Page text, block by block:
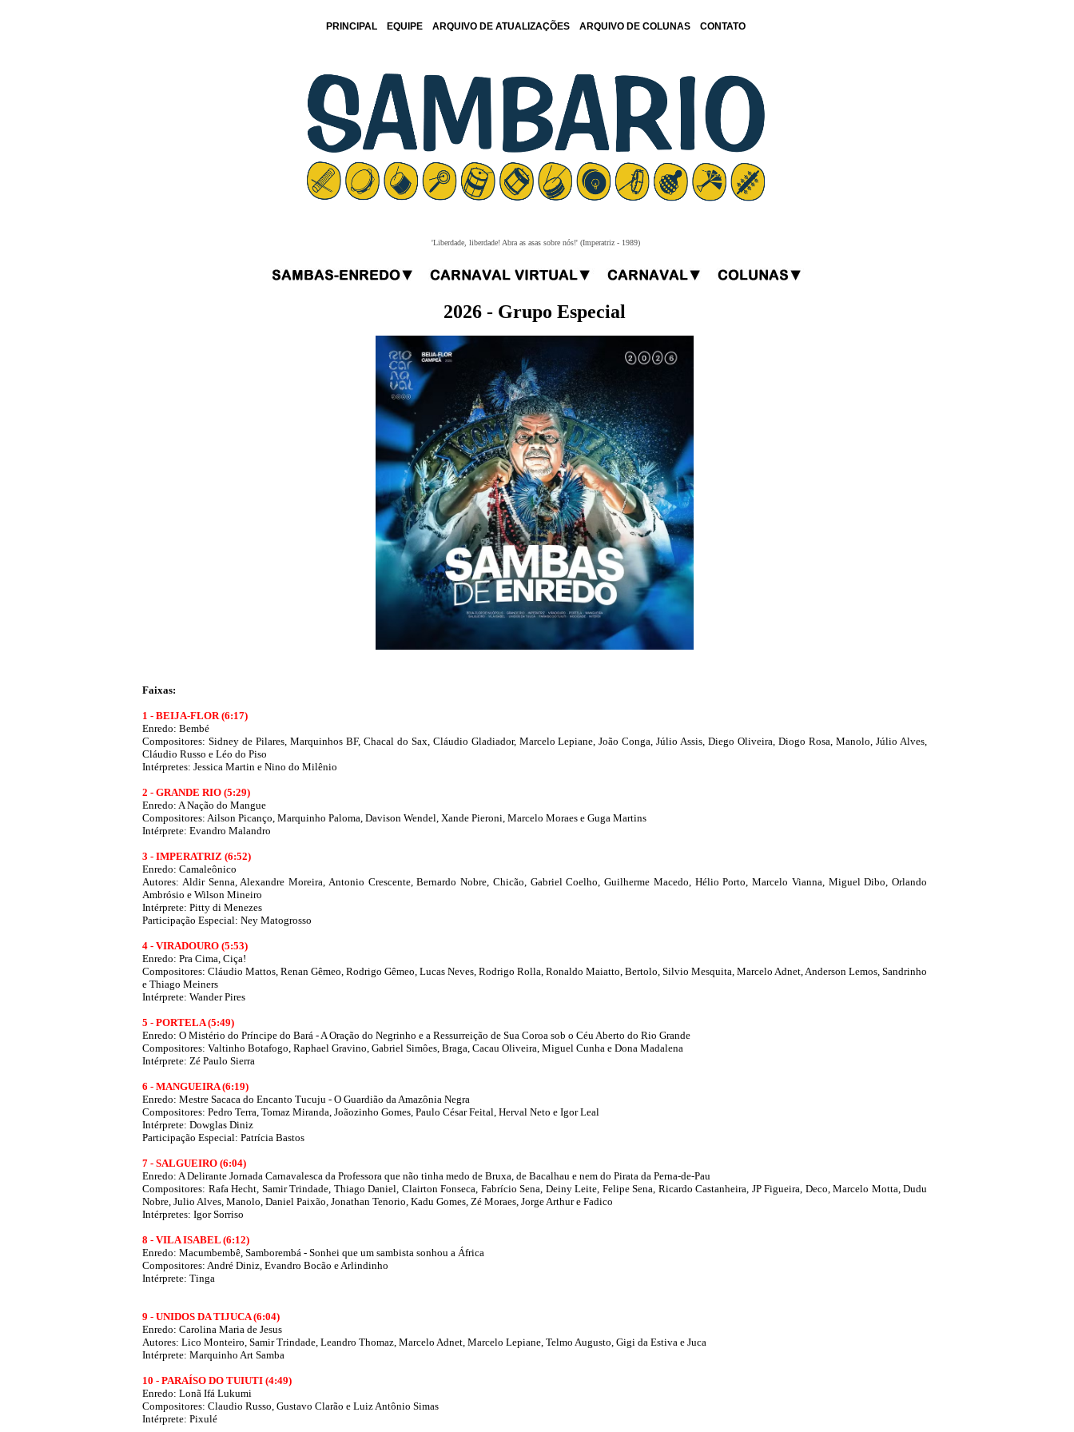
PRINCIPAL EQUIPE ARQUIVO DE ATUALIZAÇÕES ARQUIVO DE COLUNAS CONTATO
'Liberdade, liberdade! Abra as asas sobre nós!' (Imperatriz - 1989)
2026 - Grupo Especial
Faixas:
1 - BEIJA-FLOR(6:17)
Enredo: Bembé
Compositores: Sidney de Pilares, Marquinhos BF, Chacal do Sax, Cláudio Gladiador, Marcelo Lepiane, João Conga, Júlio Assis, Diego Oliveira, Diogo Rosa, Manolo, Júlio Alves,
Cláudio Russo e Léo do Piso
Intérpretes: Jessica Martin e Nino do Milênio
2 - GRANDE RIO (5:29)
Enredo: A Nação do Mangue
Compositores: Ailson Picanço, Marquinho Paloma, Davison Wendel, Xande Pieroni, Marcelo Moraes e Guga Martins
Intérprete: Evandro Malandro
3 - IMPERATRIZ (6:52)
Enredo: Camaleônico
Autores: Aldir Senna, Alexandre Moreira, Antonio Crescente, Bernardo Nobre, Chicão, Gabriel Coelho, Guilherme Macedo, Hélio Porto, Marcelo Vianna, Miguel Dibo, Orlando
Ambrósio e Wilson Mineiro
Intérprete: Pitty di Menezes
Participação Especial: Ney Matogrosso
4 - VIRADOURO (5:53)
Enredo: Pra Cima, Ciça!
Compositores: Cláudio Mattos, Renan Gêmeo, Rodrigo Gêmeo, Lucas Neves, Rodrigo Rolla, Ronaldo Maiatto, Bertolo, Silvio Mesquita, Marcelo Adnet, Anderson Lemos, Sandrinho
e Thiago Meiners
Intérprete: Wander Pires
5 - PORTELA(5:49)
Enredo: O Mistério do Príncipe do Bará - A Oração do Negrinho e a Ressurreição de Sua Coroa sob o Céu Aberto do Rio Grande
Compositores: Valtinho Botafogo, Raphael Gravino, Gabriel Simôes, Braga, Cacau Oliveira, Miguel Cunha e Dona Madalena
Intérprete: Zé Paulo Sierra
6 - MANGUEIRA(6:19)
Enredo: Mestre Sacaca do Encanto Tucuju - O Guardião da Amazônia Negra
Compositores: Pedro Terra, Tomaz Miranda, Joãozinho Gomes, Paulo César Feital, Herval Neto e Igor Leal
Intérprete: Dowglas Diniz
Participação Especial: Patrícia Bastos
7 - SALGUEIRO (6:04)
Enredo: A Delirante Jornada Carnavalesca da Professora que não tinha medo de Bruxa, de Bacalhau e nem do Pirata da Perna-de-Pau
Compositores: Rafa Hecht, Samir Trindade, Thiago Daniel, Clairton Fonseca, Fabrício Sena, Deiny Leite, Felipe Sena, Ricardo Castanheira, JP Figueira, Deco, Marcelo Motta, Dudu
Nobre, Julio Alves, Manolo, Daniel Paixão, Jonathan Tenorio, Kadu Gomes, Zé Moraes, Jorge Arthur e Fadico
Intérpretes: Igor Sorriso
8 - VILA ISABEL (6:12)
Enredo: Macumbembê, Samborembá - Sonhei que um sambista sonhou a África
Compositores: André Diniz, Evandro Bocão e Arlindinho
Intérprete: Tinga
9 - UNIDOS DA TIJUCA(6:04)
Enredo: Carolina Maria de Jesus
Autores: Lico Monteiro, Samir Trindade, Leandro Thomaz, Marcelo Adnet, Marcelo Lepiane, Telmo Augusto, Gigi da Estiva e Juca
Intérprete: Marquinho Art Samba
10 - PARAÍSO DO TUIUTI (4:49)
Enredo: Lonã Ifá Lukumi
Compositores: Claudio Russo, Gustavo Clarão e Luiz Antônio Simas
Intérprete: Pixulé